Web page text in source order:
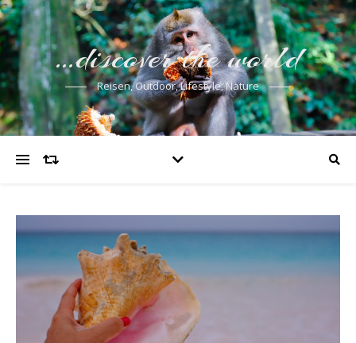
…discover the world
Reisen, Outdoor, Lifestyle, Nature